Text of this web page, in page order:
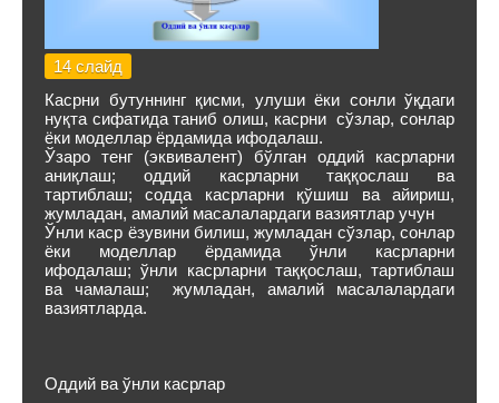
14 слайд
Касрни бутуннинг қисми, улуши ёки сонли ўқдаги
нуқта сифатида таниб олиш, касрни сўзлар, сонлар
ёки моделлар ёрдамида ифодалаш.
Ўзаро тенг (эквивалент) бўлган оддий касрларни
аниқлаш; оддий касрларни таққослаш ва
тартиблаш; содда касрларни қўшиш ва айириш,
жумладан, амалий масалалардаги вазиятлар учун
Ўнли каср ёзувини билиш, жумладан сўзлар, сонлар
ёки моделлар ёрдамида ўнли касрларни
ифодалаш; ўнли касрларни таққослаш, тартиблаш
ва чамалаш; жумладан, амалий масалалардаги
вазиятларда.
Оддий ва ўнли касрлар